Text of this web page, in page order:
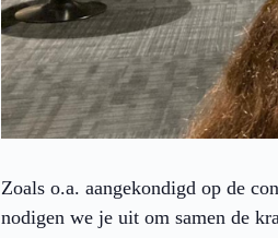
Zoals o.a. aangekondigd op de
nodigen we je uit om samen de